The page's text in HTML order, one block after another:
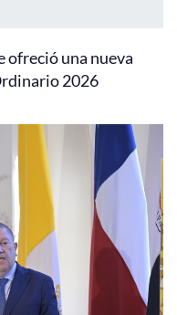
ofreció una nueva
2026